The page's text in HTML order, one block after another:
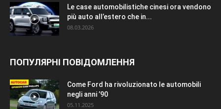
Le case automobilistiche cinesi ora vendono
più auto all’estero che in...
08.03.2026
ПОПУЛЯРНІ ПОВІДОМЛЕННЯ
Come Ford ha rivoluzionato le automobili
negli anni ’90
05.11.2025